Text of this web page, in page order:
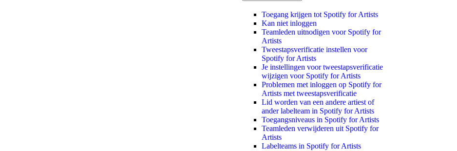
Toegang krijgen tot Spotify for Artists
Kan niet inloggen
Teamleden uitnodigen voor Spotify for
Artists
Tweestapsverificatie instellen voor
Spotify for Artists
Je instellingen voor tweestapsverificatie
wijzigen voor Spotify for Artists
Problemen met inloggen op Spotify for
Artists met tweestapsverificatie
Lid worden van een andere artiest of
ander labelteam in Spotify for Artists
Toegangsniveaus in Spotify for Artists
Teamleden verwijderen uit Spotify for
Artists
Labelteams in Spotify for Artists